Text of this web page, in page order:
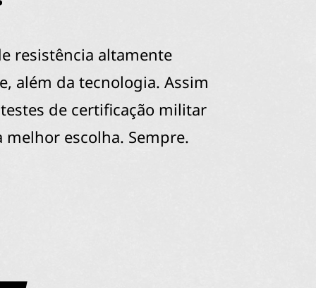
resistência altamente
além da tecnologia. Assim
de certificação militar
melhor escolha. Sempre.